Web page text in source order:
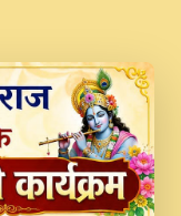
by Rasik
JI
Mata
By